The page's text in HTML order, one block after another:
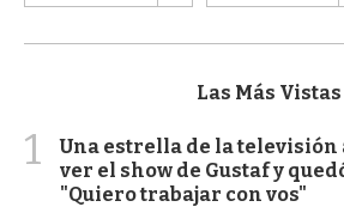
Las Más Vistas
1
Una estrella de la
ver el show de Gustaf y
"Quiero trabajar con vos"